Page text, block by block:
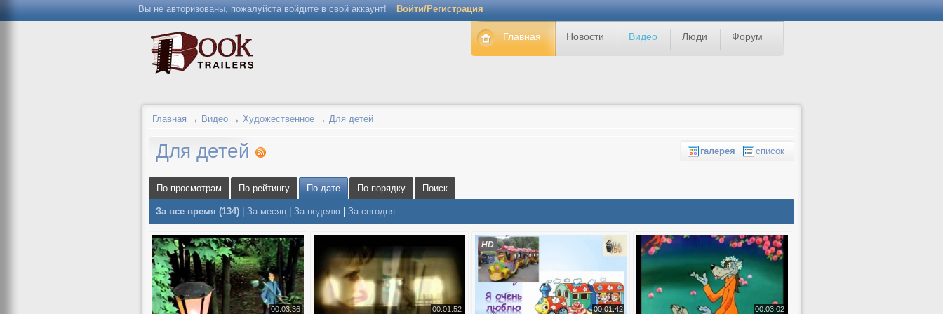
Вы не авторизованы, пожалуйста войдите в свой аккаунт! Войти/Регистрация
Главная Новости Видео Люди Форум
Главная → Видео → Художественное → Для детей
галерея список
Для детей
По просмотрам По рейтингу По дате По порядку Поиск
За все время (134) За месяц За неделю За сегодня
00:03:36 00:01:52 00:01:42
HD
00:03:02